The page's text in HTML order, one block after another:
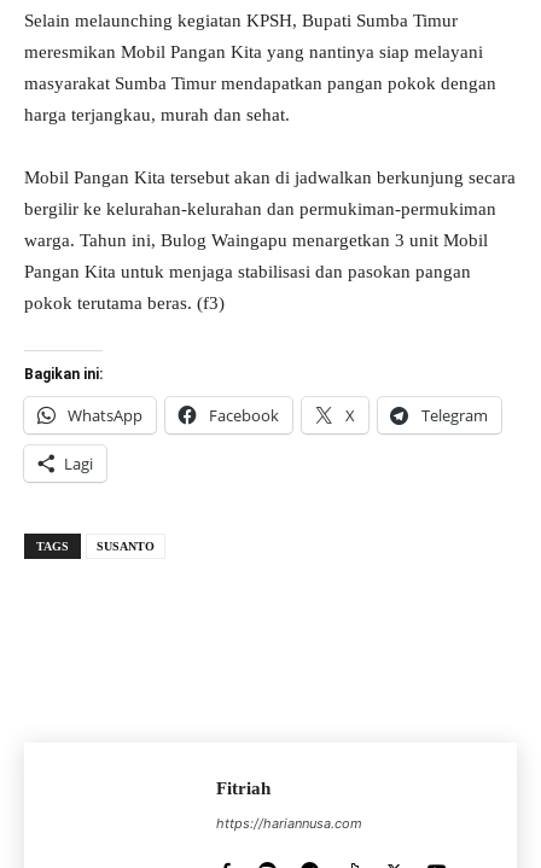
Selain melaunching kegiatan KPSH, Bupati Sumba Timur
meresmikan Mobil Pangan Kita yang nantinya siap melayani
masyarakat Sumba Timur mendapatkan pangan pokok dengan
harga terjangkau, murah dan sehat.
Mobil Pangan Kita tersebut akan di jadwalkan berkunjung secara
bergilir ke kelurahan-kelurahan dan permukiman-permukiman
warga. Tahun ini, Bulog Waingapu menargetkan 3 unit Mobil
Pangan Kita untuk menjaga stabilisasi dan pasokan pangan
pokok terutama beras. (f3)
Bagikan ini:
WhatsApp Facebook X Telegram
Lagi
TAGS SUSANTO
Fitriah
https://hariannusa.com